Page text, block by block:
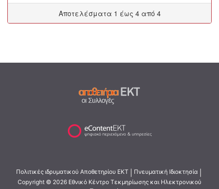
Αποτελέσματα 1 έως 4 από 4